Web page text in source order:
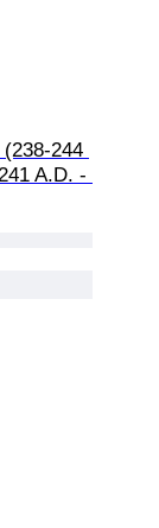
244
A.D. -